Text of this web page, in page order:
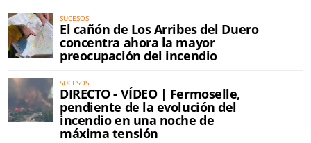
SUCESOS
El cañón de Los Arribes del Duero
concentra ahora la mayor
preocupación del incendio
SUCESOS
DIRECTO - VÍDEO | Fermoselle,
pendiente de la evolución del
incendio en una noche de
máxima tensión